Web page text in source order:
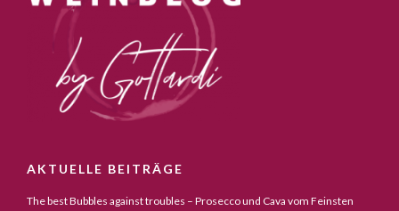
AKTUELLE BEITRÄGE
The best Bubbles against troubles – Prosecco und Cava vom Feinsten